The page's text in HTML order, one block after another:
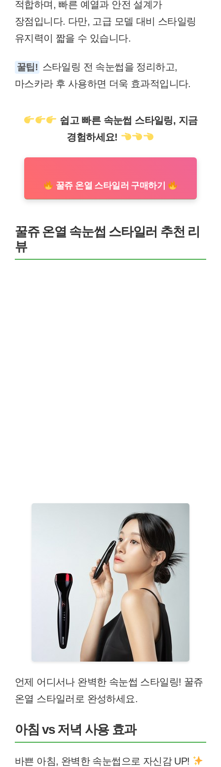
적합하며, 빠른 예열과 안전 설계가
장점입니다. 다만, 고급 모델 대비 스타일링
유지력이 짧을 수 있습니다.
꿀팁! 스타일링 전 속눈썹을 정리하고,
마스카라 후 사용하면 더욱 효과적입니다.
쉽고 빠른 속눈썹 스타일링, 지금
경험하세요!
꿀쥬 온열 스타일러 구매하기
꿀쥬 온열 속눈썹 스타일러 추천 리
뷰
언제 어디서나 완벽한 속눈썹 스타일링! 꿀쥬
온열 스타일러로 완성하세요.
아침 vs 저녁 사용 효과
바쁜 아침, 완벽한 속눈썹으로 자신감 UP!